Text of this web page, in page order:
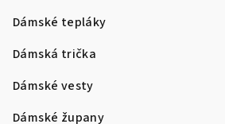
Dámské tepláky
Dámská trička
Dámské vesty
Dámské župany